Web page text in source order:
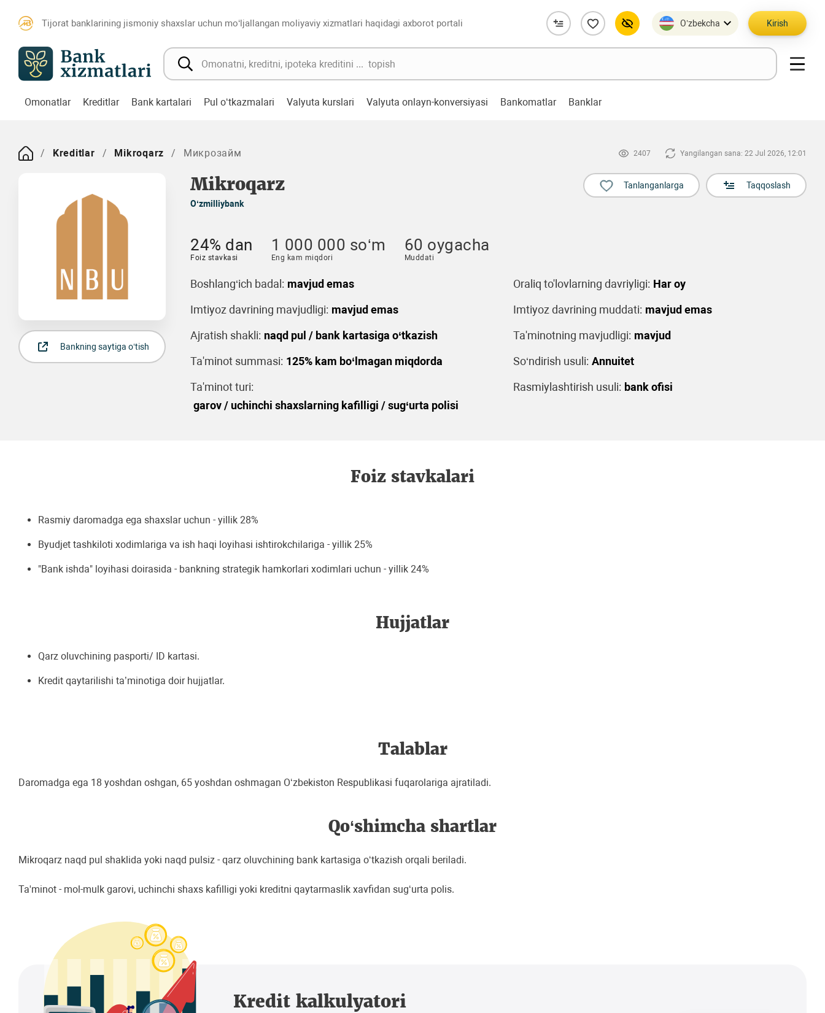
Tijorat banklarining jismoniy shaxslar uchun mo‘ljallangan moliyaviy xizmatlari haqidagi axborot portali O’zbekcha Kirish
Omonatlar Kreditlar Bank kartalari Pul o‘tkazmalari Valyuta kurslari Valyuta onlayn-konversiyasi Bankomatlar Banklar
Kreditlar Mikroqarz Микрозайм 2407 Yangilangan sana: 22 Jul 2026, 12:01
Mikroqarz
O‘zmilliybank
Tanlanganlarga Taqqoslash
Bankning saytiga o‘tish
24% dan
Foiz stavkasi
1 000 000 so‘m
Eng kam miqdori
60 oygacha
Muddati
Boshlang‘ich badal: mavjud emas Oraliq to'lovlarning davriyligi: Har oy
Imtiyoz davrining mavjudligi: mavjud emas Imtiyoz davrining muddati: mavjud emas
Ajratish shakli: naqd pul / bank kartasiga o‘tkazish Ta'minotning mavjudligi: mavjud
Ta'minot summasi: 125% kam bo‘lmagan miqdorda So‘ndirish usuli: Annuitet
Ta'minot turi:
garov / uchinchi shaxslarning kafilligi / sug‘urta polisi
Rasmiylashtirish usuli: bank ofisi
Foiz stavkalari
Rasmiy daromadga ega shaxslar uchun - yillik 28%
Byudjet tashkiloti xodimlariga va ish haqi loyihasi ishtirokchilariga - yillik 25%
"Bank ishda" loyihasi doirasida - bankning strategik hamkorlari xodimlari uchun - yillik 24%
Hujjatlar
Qarz oluvchining pasporti/ ID kartasi.
Krеdit qaytarilishi ta’minotiga doir hujjatlar.
Talablar
Daromadga ega 18 yoshdan oshgan, 65 yoshdan oshmagan O‘zbekiston Respublikasi fuqarolariga ajratiladi.
Qo‘shimcha shartlar
Mikroqarz naqd pul shaklida yoki naqd pulsiz - qarz oluvchining bank kartasiga o‘tkazish orqali beriladi.
Ta'minot - mol-mulk garovi, uchinchi shaxs kafilligi yoki kreditni qaytarmaslik xavfidan sug‘urta polis.
Kredit kalkulyatori